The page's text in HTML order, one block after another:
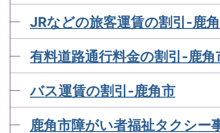
JRなどの旅客運賃の割引-鹿
有料道路通行料金の割引-鹿角
バス運賃の割引-鹿角市
鹿角市障がい者福祉タクシー